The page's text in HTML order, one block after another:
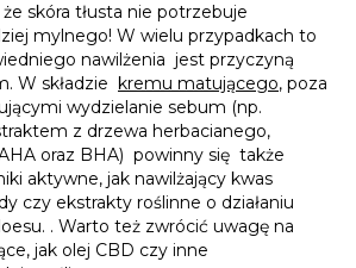
skóra tłusta nie potrzebuje
mylnego! W wielu przypadkach to
nawilżenia jest przyczyną
W składzie kremu matującego, poza
wydzielanie sebum (np.
z drzewa herbacianego,
oraz BHA) powinny się także
aktywne, jak nawilżający kwas
czy ekstrakty roślinne o działaniu
. Warto też zwrócić uwagę na
jak olej CBD czy inne